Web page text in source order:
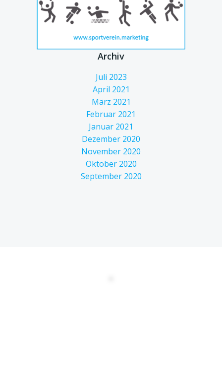
Archiv
Juli 2023
April 2021
März 2021
Februar 2021
Januar 2021
Dezember 2020
November 2020
Oktober 2020
September 2020